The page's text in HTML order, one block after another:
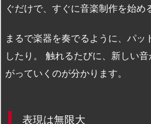
ぐだけで、すぐに音楽制作を始め
まるで楽器を奏でるように、パッ
したり。 触れるたびに、新しい
がっていくのが分かります。
表現は無限大